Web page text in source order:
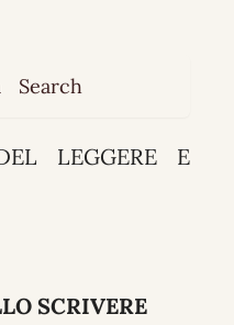
Search
LEGGERE E
SCRIVERE